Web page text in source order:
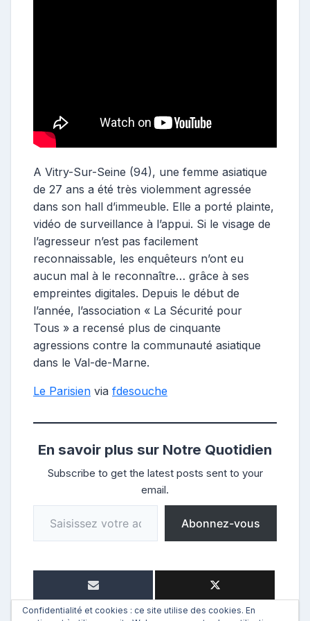
A Vitry-Sur-Seine (94), une femme asiatique
de 27 ans a été très violemment agressée
dans son hall d’immeuble. Elle a porté plainte,
vidéo de surveillance à l’appui. Si le visage de
l’agresseur n’est pas facilement
reconnaissable, les enquêteurs n’ont eu
aucun mal à le reconnaître… grâce à ses
empreintes digitales. Depuis le début de
l’année, l’association « La Sécurité pour
Tous » a recensé plus de cinquante
agressions contre la communauté asiatique
dans le Val-de-Marne.
Le Parisien via fdesouche
En savoir plus sur Notre Quotidien
Subscribe to get the latest posts sent to your
email.
Saisissez votre adresse e-mail…
Abonnez-vous
Confidentialité et cookies : ce site utilise des cookies. En